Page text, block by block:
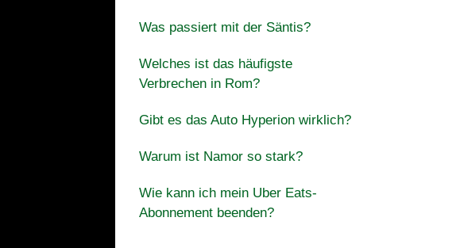
Was passiert mit der Säntis?
Welches ist das häufigste
Verbrechen in Rom?
Gibt es das Auto Hyperion wirklich?
Warum ist Namor so stark?
Wie kann ich mein Uber Eats-
Abonnement beenden?